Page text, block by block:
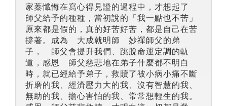
家蓁懺悔在寫心得見證的過程中，才想起了
師父給予的種種，當初說的「我一點也不苦」
原來都是假的，真的好苦好苦，都是自己在苦
撐著。成為 大成就明師 妙禪師父的弟
子， 師父會提升我們、跳脫命運定調的軌
道，感恩 師父慈悲地在弟子什麼都不明白
時，就已經給予弟子，救贖了被小病小痛不斷
折磨的我、經濟壓力大的我、沒有智慧的我、
無助的我、擔心害怕的我、常常想輕生的我。